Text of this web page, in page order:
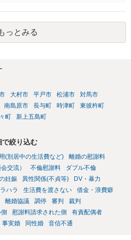
まり慰謝料は高額にならないように思
士に相談してみてください。
っとみる
大村市 平戸市 松浦市
対馬市
南島原市 長与町 時津町
東彼杵町
町 新上五島町
絞り込む
(別居中の生活費など)
離婚の慰謝料
交流） 不倫慰謝料
ダブル不倫
妊娠 異性関係(不貞等)
DV・暴力
ハラ 生活費を渡さない
借金・浪費癖
離婚協議 調停 審判
裁判
慰謝料請求された側
有責配偶者
事実婚 同性婚 音信不通